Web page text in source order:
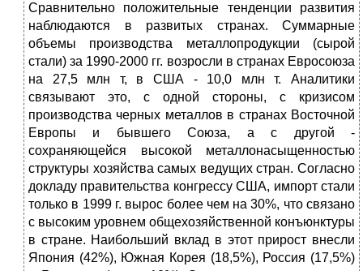
Сравнительно положительные тенденции развития
наблюдаются в развитых странах. Суммарные
объемы производства металлопродукции (сырой
стали) за 1990-2000 гг. возросли в странах Евросоюза
на 27,5 млн т, в США - 10,0 млн т. Аналитики
связывают это, с одной стороны, с кризисом
производства черных металлов в странах Восточной
Европы и бывшего Союза, а с другой -
сохраняющейся высокой металлонасыщенностью
структуры хозяйства самых ведущих стран. Согласно
докладу правительства конгрессу США, импорт стали
только в 1999 г. вырос более чем на 30%, что связано
с высоким уровнем общехозяйственной конъюнктуры
в стране. Наибольший вклад в этот прирост внесли
Япония (42%), Южная Корея (18,5%), Россия (17,5%)